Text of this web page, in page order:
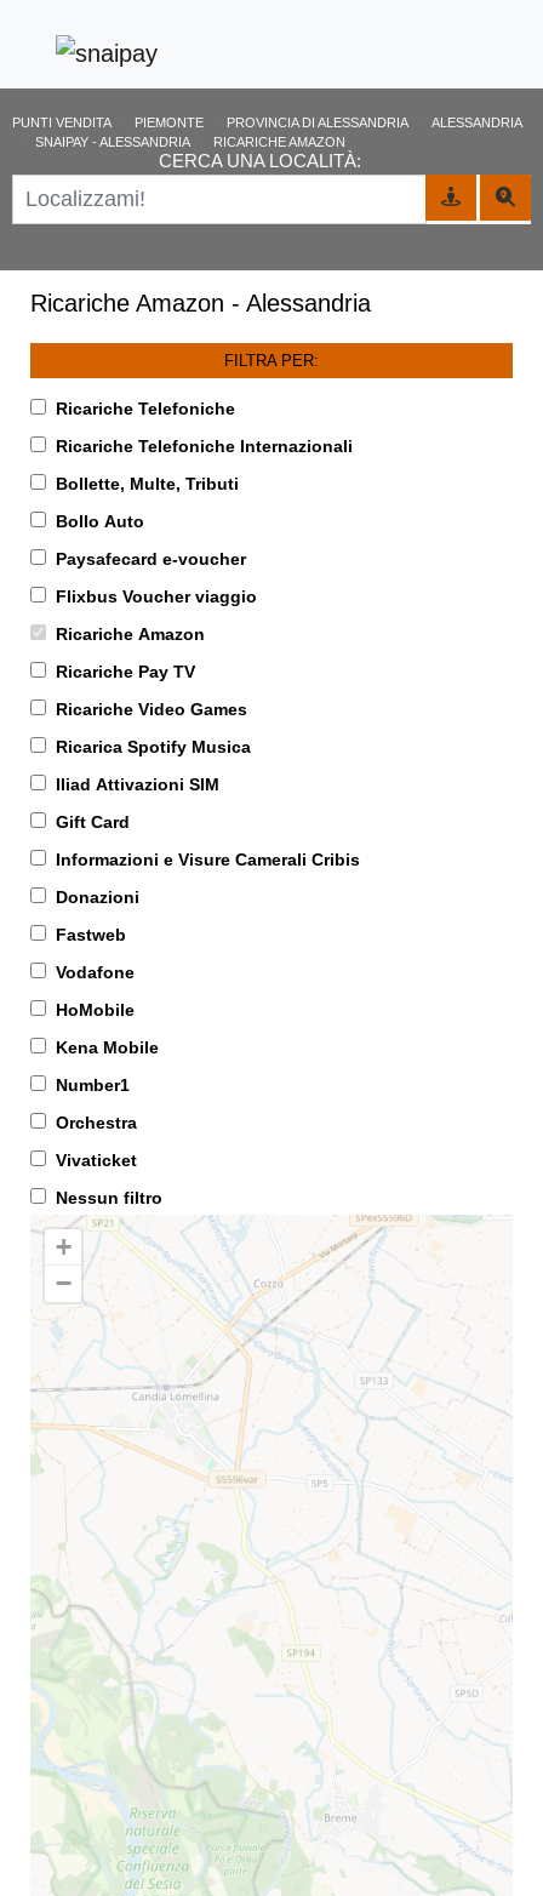
PUNTI VENDITA PIEMONTE PROVINCIA DI ALESSANDRIA
ALESSANDRIA
SNAIPAY - ALESSANDRIA
RICARICHE AMAZON
CERCA UNA LOCALITÀ:
Ricariche Amazon - Alessandria
FILTRA PER:
Ricariche Telefoniche
Ricariche Telefoniche Internazionali
Bollette, Multe, Tributi
Bollo Auto
Paysafecard e-voucher
Flixbus Voucher viaggio
Ricariche Amazon
Ricariche Pay TV
Ricariche Video Games
Ricarica Spotify Musica
Iliad Attivazioni SIM
Gift Card
Informazioni e Visure Camerali Cribis
Donazioni
Fastweb
Vodafone
HoMobile
Kena Mobile
Number1
Orchestra
Vivaticket
Nessun filtro
+
−